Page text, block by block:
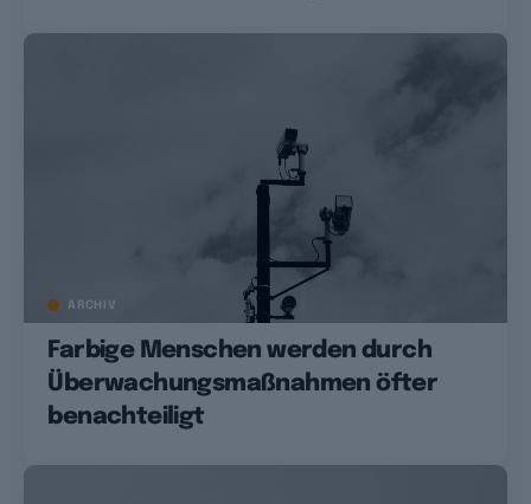
ARCHIV
Farbige Menschen werden durch
Überwachungsmaßnahmen öfter
benachteiligt